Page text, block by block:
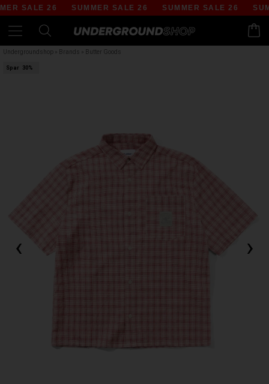
SALE 26 SUMMER SALE 26 SUMMER SALE 26
Undergroundshop Brands Butter Goods
Spar 30%
‹ ›